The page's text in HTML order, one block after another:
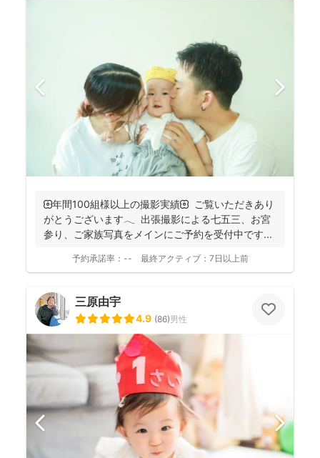
🌼年間100組様以上の撮影実績🌼 ご覧いただきあり
がとうございます𓂃 ⁡ 出張撮影による七五三、お宮
参り、ご家族写真をメインにご予約を受付中です...
予約承諾率： -- 最終アクティブ： 7日以上前
三原由宇
4.9 (86)男性